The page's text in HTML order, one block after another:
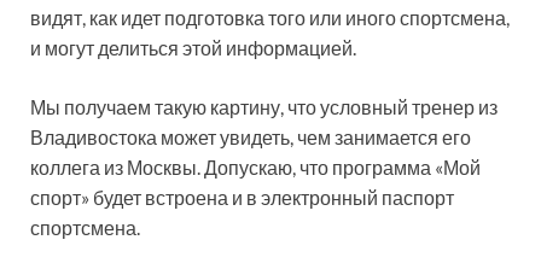
видят, как идет подготовка того или иного спортсмена,
и могут делиться этой информацией.
Мы получаем такую картину, что условный тренер из
Владивостока может увидеть, чем занимается его
коллега из Москвы. Допускаю, что программа «Мой
спорт» будет встроена и в электронный паспорт
спортсмена.